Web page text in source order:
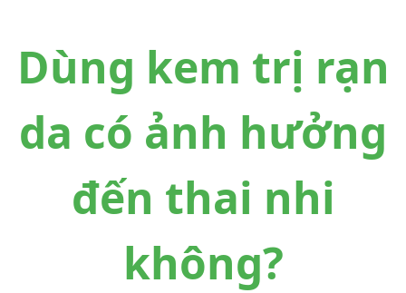
Dùng kem trị rạn
da có ảnh hưởng
đến thai nhi
không?